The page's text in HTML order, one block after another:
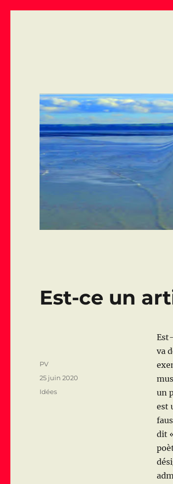
Est-ce un
va
un
est
dit
Auteur
PV
Publié
le
25 juin 2020
Catégories
Idées